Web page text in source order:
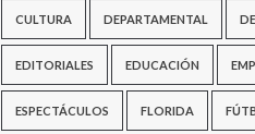
CULTURA DEPARTAMENTAL
EDITORIALES EDUCACIÓN
ESPECTÁCULOS FLORIDA